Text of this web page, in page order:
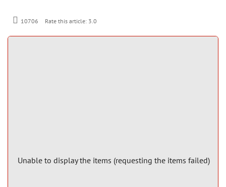
10706 Rate this article: 3.0
Unable to display the items (requesting the items failed)